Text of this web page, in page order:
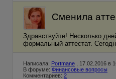
Сменила
Здравствуйте! Несколько
формальный аттестат.
Написала: Portmane , 17.02.2016 в
В форуме: Финансовые вопросы
Комментариев: 2